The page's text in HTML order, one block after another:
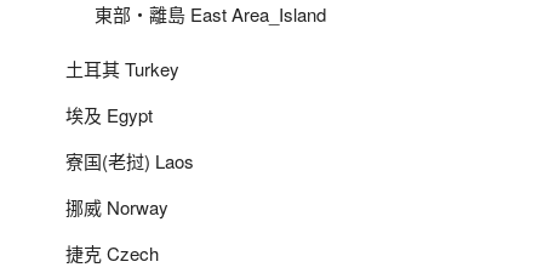
東部‧離島 East Area_Island
土耳其 Turkey
埃及 Egypt
寮国(老挝) Laos
挪威 Norway
捷克 Czech